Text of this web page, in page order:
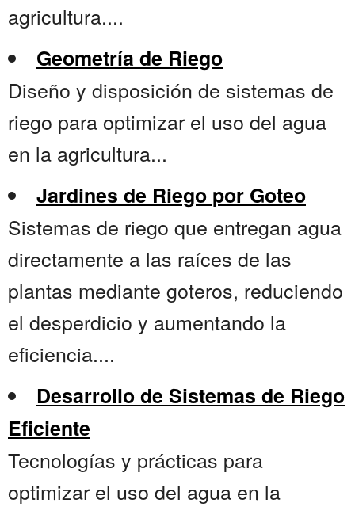
agricultura....
Geometría de Riego
Diseño y disposición de sistemas de
riego para optimizar el uso del agua
en la agricultura...
Jardines de Riego por Goteo
Sistemas de riego que entregan agua
directamente a las raíces de las
plantas mediante goteros, reduciendo
el desperdicio y aumentando la
eficiencia....
Desarrollo de Sistemas de Riego
Eficiente
Tecnologías y prácticas para
optimizar el uso del agua en la